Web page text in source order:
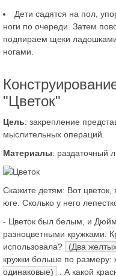
Дети садятся на пол,
ноги по очереди. Затем
подпираем щеки
ногами.
"Цветок"
Цель: закрепление
мыслительных операций.
Материалы: раздаточный
Скажите детям: Вот
юге. Сколько у него
- Цветок был белым, и
разноцветными кружками.
использовала?
(Два
кружки больше по
одинаковые)
. А какой